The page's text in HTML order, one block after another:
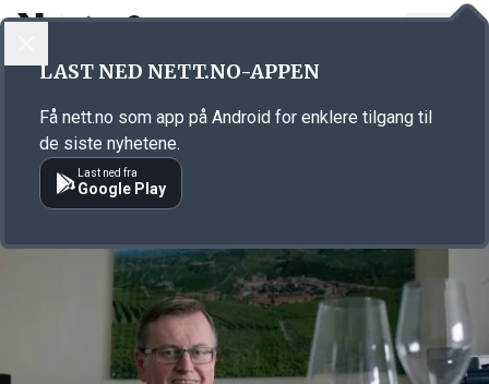
Annonsørinnhold
LAST NED NETT.NO-APPEN
Få nett.no som app på Android for enklere tilgang til
de siste nyhetene.
Last ned fra
Google Play